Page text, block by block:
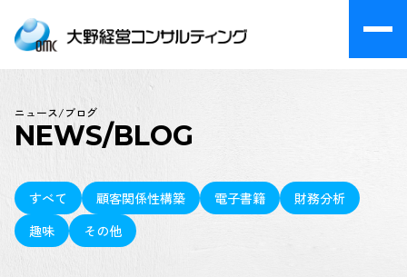
ニュース/ブログ
NEWS/BLOG
すべて 顧客関係性構築 電子書籍
財務分析
趣味
その他